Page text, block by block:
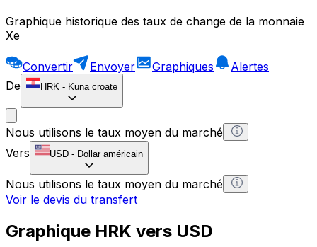
Graphique historique des taux de change de la monnaie
Xe
Convertir Envoyer Graphiques
Alertes
De
HRK - Kuna croate
Nous utilisons le taux moyen du marché
Vers
USD - Dollar américain
Nous utilisons le taux moyen du marché
Voir le devis du transfert
Graphique HRK vers USD